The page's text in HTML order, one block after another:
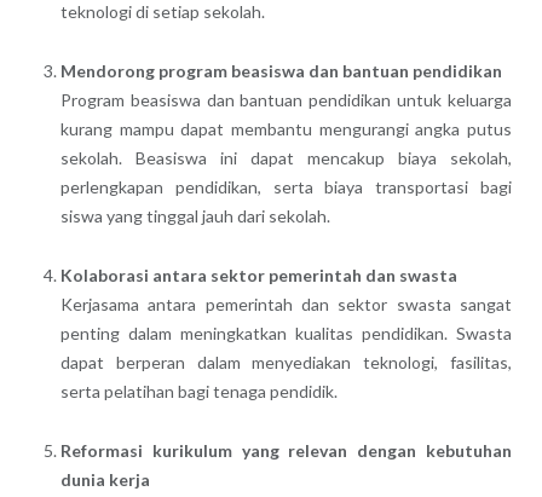
teknologi di setiap sekolah.
Mendorong program beasiswa dan bantuan pendidikan
Program beasiswa dan bantuan pendidikan untuk keluarga
kurang mampu dapat membantu mengurangi angka putus
sekolah. Beasiswa ini dapat mencakup biaya sekolah,
perlengkapan pendidikan, serta biaya transportasi bagi
siswa yang tinggal jauh dari sekolah.
Kolaborasi antara sektor pemerintah dan swasta
Kerjasama antara pemerintah dan sektor swasta sangat
penting dalam meningkatkan kualitas pendidikan. Swasta
dapat berperan dalam menyediakan teknologi, fasilitas,
serta pelatihan bagi tenaga pendidik.
Reformasi kurikulum yang relevan dengan kebutuhan
dunia kerja